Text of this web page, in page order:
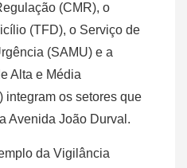
(CMR), o
(TFD), o Serviço de
(SAMU) e a
Alta e Média
os setores que
Avenida João Durval.
da Vigilância